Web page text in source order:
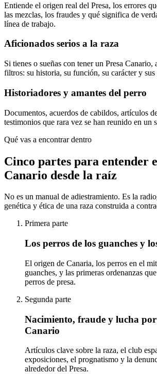
Entiende el origen real del Presa, los errores
las mezclas, los fraudes y qué significa de
línea de trabajo.
Aficionados serios a la raza
Si tienes o sueñas con tener un Presa Canario,
filtros: su historia, su función, su carácter y sus
Historiadores y amantes del perro
Documentos, acuerdos de cabildos, artículos
testimonios que rara vez se han reunido en un
Qué vas a encontrar dentro
Cinco partes para entender
Canario desde la raíz
No es un manual de adiestramiento. Es la
genética y ética de una raza construida a
Primera parte
Los perros de los guanches y
El origen de Canaria, los perros en el
guanches, y las primeras ordenanzas
perros de presa.
Segunda parte
Nacimiento, fraude y lucha por
Canario
Artículos clave sobre la raza, el club
exposiciones, el prognatismo y la
alrededor del Presa.